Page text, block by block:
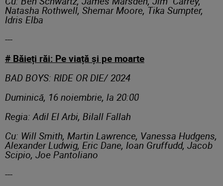
Natasha Rothwell, Shemar Moore, Tika Sumpter,
Idris Elba
---
# Băieți răi: Pe viață și pe moarte
BAD BOYS: RIDE OR DIE/ 2024
Duminică, 16 noiembrie, la 20:00
Regia: Adil El Arbi, Bilall Fallah
Cu: Will Smith, Martin Lawrence, Vanessa Hudgens,
Alexander Ludwig, Eric Dane, Ioan Gruffudd, Jacob
Scipio, Joe Pantoliano
---